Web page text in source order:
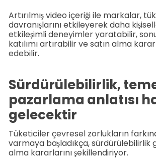
Artırılmış video içeriği ile markalar,
davranışlarını etkileyerek daha
etkileşimli deneyimler yaratabilir,
katılımı artırabilir ve satın alma
edebilir.
Sürdürülebilirlik,
pazarlama anlatısı
gelecektir
Tüketiciler çevresel zorlukların
varmaya başladıkça, sürdürülebilirlik
alma kararlarını şekillendiriyor.